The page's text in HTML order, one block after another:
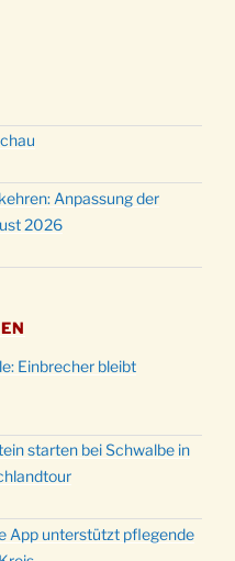
Anpassung der
2026
Einbrecher bleibt
starten bei Schwalbe in
App unterstützt pflegende